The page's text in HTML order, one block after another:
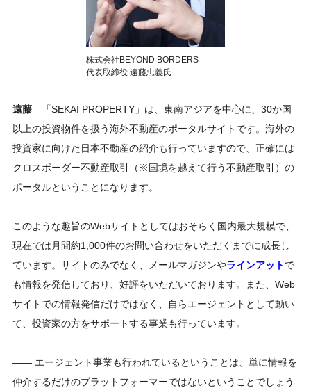
株式会社BEYOND BORDERS
代表取締役 遠藤忠義氏
遠藤 「SEKAI PROPERTY」は、東南アジアを中心に、30か国
以上の投資物件を扱う海外不動産のポータルサイトです。海外の
投資家に向けた日本不動産の紹介も行っていますので、正確には
クロスボーダー不動産取引（※国境を越えて行う不動産取引）の
ポータルということになります。
このような趣旨のWebサイトとしてはおそらく国内最大規模で、
現在では月間約1,000件のお問い合わせをいただくまでに成長し
ています。サイトのみでなく、メールマガジンやラインアットで
も情報を発信しており、好評をいただいております。また、Web
サイトでの情報発信だけではなく、自らエージェントとして動い
て、投資家の方をサポートする事業も行っています。
―― エージェント事業も行われているということは、単に情報を
仲介するだけのプラットフォーマーではないということでしょう